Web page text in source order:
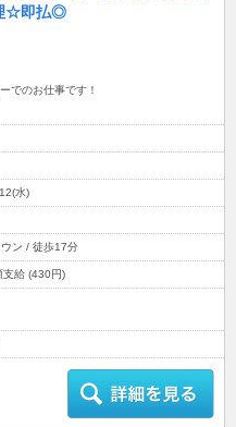
☆即払◎
でのお仕事です！
水)
ウン / 徒歩17分
支給 (430円)